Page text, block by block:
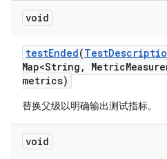
void
testEnded(Test
Map<String , Metric
metrics)
替换父级以明确输出测试指标。
void